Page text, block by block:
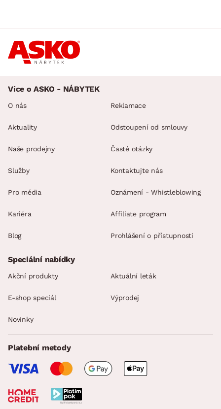
Více o ASKO - NÁBYTEK
O nás
Aktuality
Naše prodejny
Služby
Pro média
Kariéra
Blog
Reklamace
Odstoupení od smlouvy
Časté otázky
Kontaktujte nás
Oznámení - Whistleblowing
Affiliate program
Prohlášení o přístupnosti
Speciální nabídky
Akční produkty Aktuální leták
E-shop speciál Výprodej
Novinky
Platební metody